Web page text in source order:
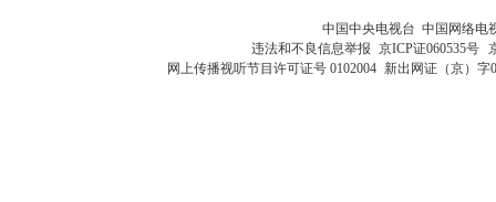
中国中央电视台 中国网络电
违法和不良信息举报 京ICP证060535号
网上传播视听节目许可证号 0102004 新出网证（京）